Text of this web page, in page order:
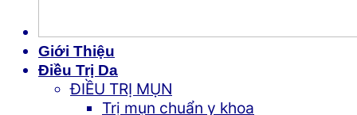
Giới Thiệu
Điều Trị Da
ĐIỀU TRỊ MỤN
Trị mụn chuẩn y khoa